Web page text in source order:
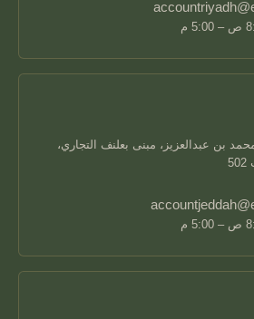
بن عبدالعزيز، مبنى بعلنف التجاري،